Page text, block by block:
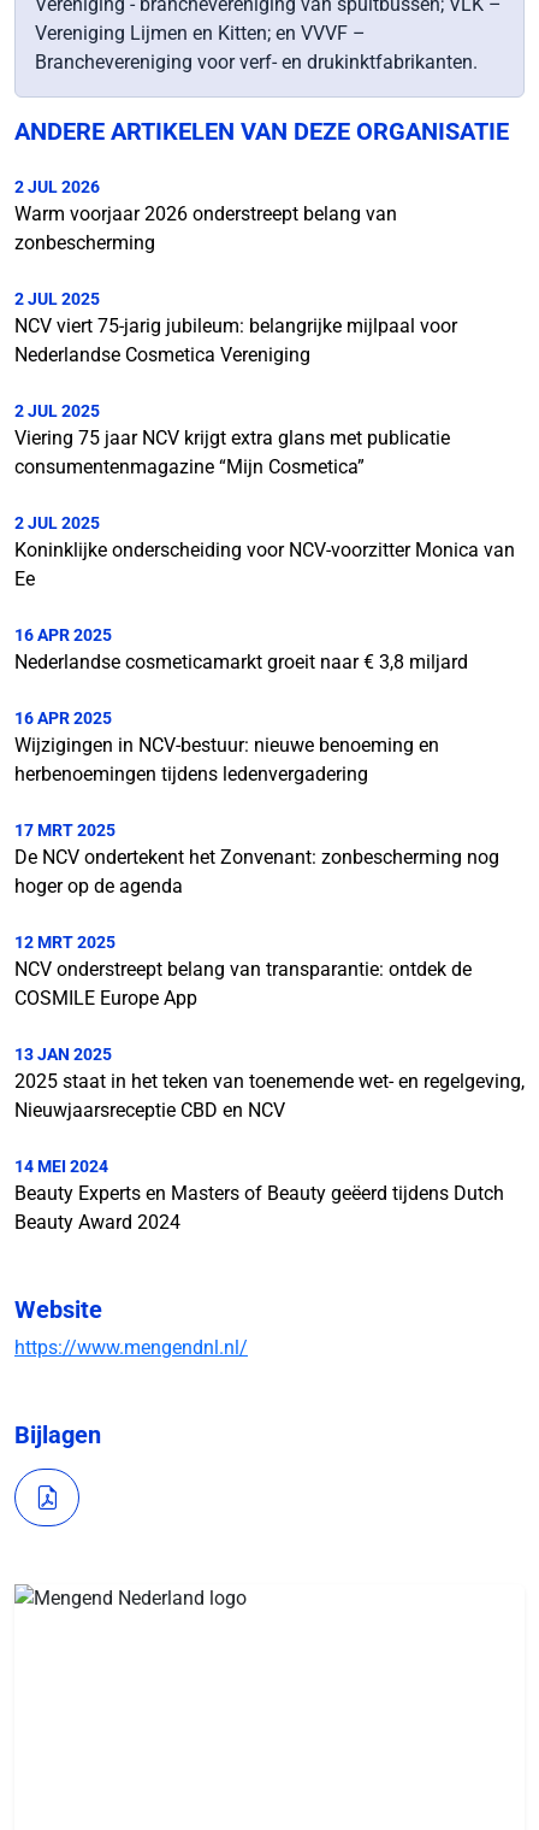
Vereniging Lijmen en Kitten; en VVVF –
Branchevereniging voor verf- en drukinktfabrikanten.
ANDERE ARTIKELEN VAN DEZE ORGANISATIE
2 JUL 2026
Warm voorjaar 2026 onderstreept belang van
zonbescherming
2 JUL 2025
NCV viert 75-jarig jubileum: belangrijke mijlpaal voor
Nederlandse Cosmetica Vereniging
2 JUL 2025
Viering 75 jaar NCV krijgt extra glans met publicatie
consumentenmagazine “Mijn Cosmetica”
2 JUL 2025
Koninklijke onderscheiding voor NCV-voorzitter Monica van
Ee
16 APR 2025
Nederlandse cosmeticamarkt groeit naar € 3,8 miljard
16 APR 2025
Wijzigingen in NCV-bestuur: nieuwe benoeming en
herbenoemingen tijdens ledenvergadering
17 MRT 2025
De NCV ondertekent het Zonvenant: zonbescherming nog
hoger op de agenda
12 MRT 2025
NCV onderstreept belang van transparantie: ontdek de
COSMILE Europe App
13 JAN 2025
2025 staat in het teken van toenemende wet- en regelgeving,
Nieuwjaarsreceptie CBD en NCV
14 MEI 2024
Beauty Experts en Masters of Beauty geëerd tijdens Dutch
Beauty Award 2024
Website
https://www.mengendnl.nl/
Bijlagen